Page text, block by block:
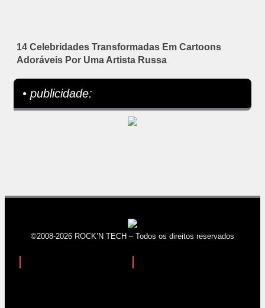
14 Celebridades Transformadas Em Cartoons
Adoráveis Por Uma Artista Russa
• publicidade:
©2008-2026 ROCK’N TECH – Todos os direitos reservados